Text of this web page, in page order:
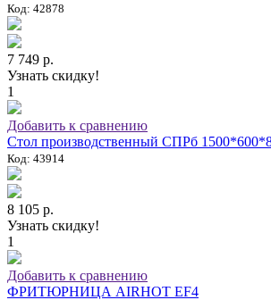
Код: 42878
7 749 р.
Узнать скидку!
1
Добавить к сравнению
Стол производственный СПРб
Код: 43914
8 105 р.
Узнать скидку!
1
Добавить к сравнению
ФРИТЮРНИЦА AIRHOT EF4